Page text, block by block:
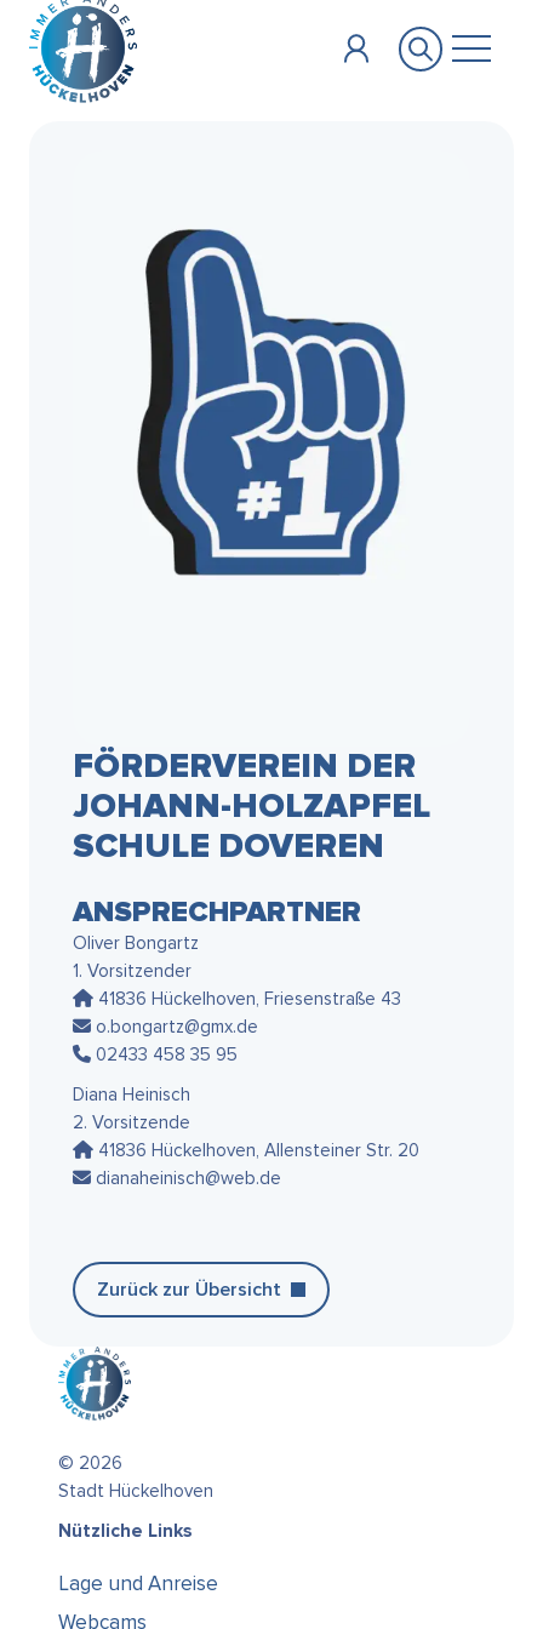
Zum Hauptinhalt springen
FÖRDERVEREIN DER
JOHANN-HOLZAPFEL
SCHULE DOVEREN
ANSPRECHPARTNER
Oliver Bongartz
1. Vorsitzender
41836 Hückelhoven, Friesenstraße 43
o.bongartz@gmx.de
02433 458 35 95
Diana Heinisch
2. Vorsitzende
41836 Hückelhoven, Allensteiner Str. 20
dianaheinisch@web.de
Zurück zur Übersicht
© 2026
Stadt Hückelhoven
Nützliche Links
Lage und Anreise
Webcams